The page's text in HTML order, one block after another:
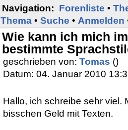
Navigation: Forenliste •
Thema • Suche • Anmelden
Wie kann ich mich
bestimmte
geschrieben von: Tomas ()
Datum: 04. Januar 2010
Hallo, ich schreibe sehr viel.
bisschen Geld mit Texten.